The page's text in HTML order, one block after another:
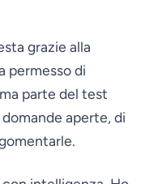
grazie alla
permesso di
parte del test
aperte, di